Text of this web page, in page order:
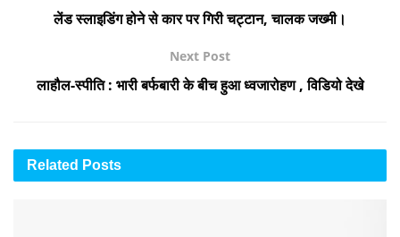
लेंड स्लाइडिंग होने से कार पर गिरी चट्टान, चालक जख्मी।
Next Post
लाहौल-स्पीति : भारी बर्फबारी के बीच हुआ ध्वजारोहण , विडियो देखे
Related Posts